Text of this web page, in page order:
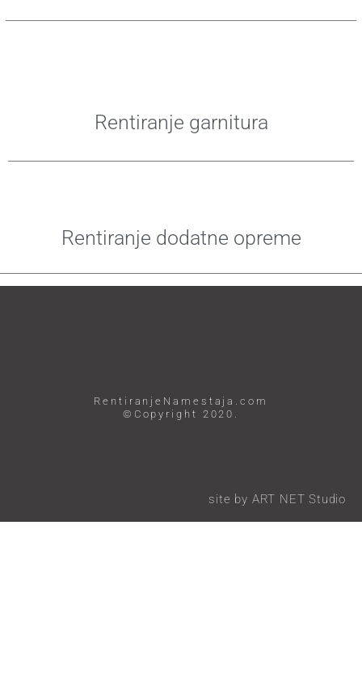
Rentiranje garnitura
Rentiranje dodatne opreme
RentiranjeNamestaja.com
©Copyright 2020.
site by ART NET Studio